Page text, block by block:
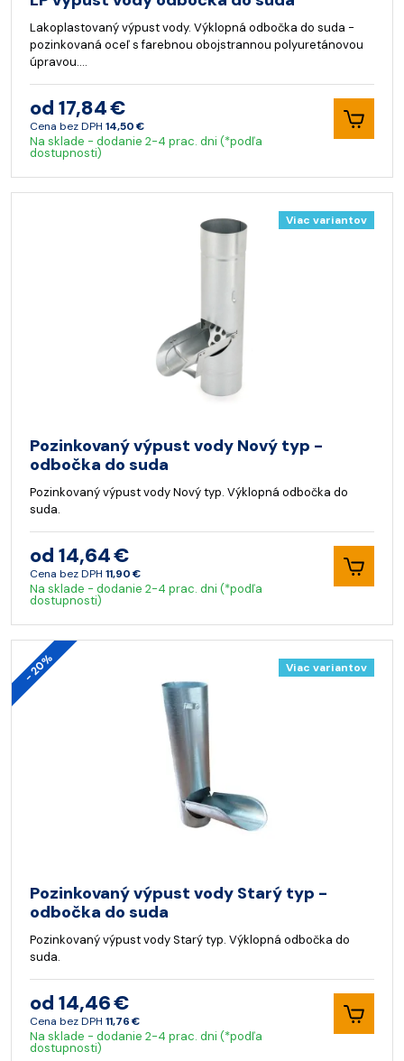
Lakoplastovaný výpust vody. Výklopná odbočka do suda -
pozinkovaná oceľ s farebnou obojstrannou polyuretánovou
úpravou.…
od 17,84 €
Cena bez DPH 14,50 €
Na sklade - dodanie 2-4 prac. dni (*podľa
dostupnosti)
Viac variantov
Pozinkovaný výpust vody Nový typ -
odbočka do suda
Pozinkovaný výpust vody Nový typ. Výklopná odbočka do
suda.
od 14,64 €
Cena bez DPH 11,90 €
Na sklade - dodanie 2-4 prac. dni (*podľa
dostupnosti)
- 20% Viac variantov
Pozinkovaný výpust vody Starý typ -
odbočka do suda
Pozinkovaný výpust vody Starý typ. Výklopná odbočka do
suda.
od 14,46 €
Cena bez DPH 11,76 €
Na sklade - dodanie 2-4 prac. dni (*podľa
dostupnosti)